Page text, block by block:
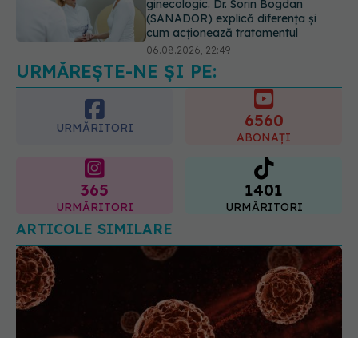
Ashwagandha: 4 efecte adverse
potențial grave
07.08.2026, 11:03
URMĂREȘTE-NE ȘI PE:
URMĂRITORI 6560
ABONAȚI
365
URMĂRITORI
1401
URMĂRITORI
ARTICOLE SIMILARE